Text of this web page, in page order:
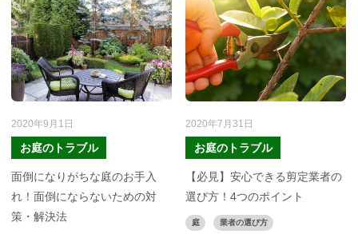
2020年9月1日
お庭のトラブル
面倒になりがちな庭のお手入
れ！面倒にならないための対
策・解決法
2020年7月31日
お庭のトラブル
【必見】安心できる剪定業者の
選び方！4つのポイント
庭 業者の選び方